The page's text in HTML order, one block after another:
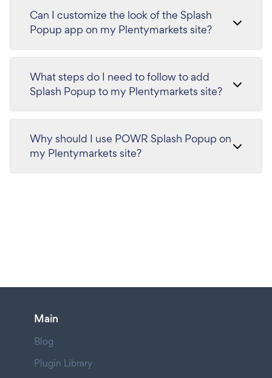
Can I customize the look of the Splash
Popup app on my Plentymarkets site?
What steps do I need to follow to add
Splash Popup to my Plentymarkets site?
Why should I use POWR Splash Popup on
my Plentymarkets site?
Main
Blog
Plugin Library